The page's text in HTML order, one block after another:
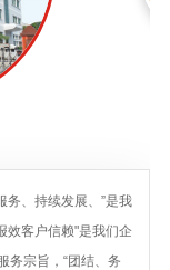
务、持续发展、”是我
效客户信赖"是我们企
务宗旨，“团结、务